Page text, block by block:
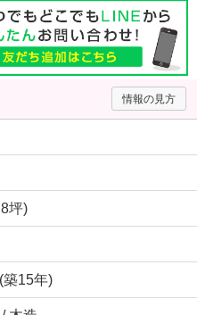
情報の見方
坪)
築15年)